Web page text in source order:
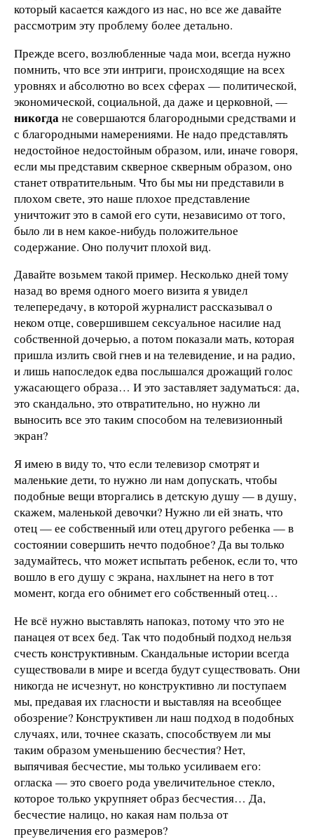
который касается каждого из нас, но все же давайте
рассмотрим эту проблему более детально.
Прежде всего, возлюбленные чада мои, всегда нужно
помнить, что все эти интриги, происходящие на всех
уровнях и абсолютно во всех сферах — политической,
экономической, социальной, да даже и церковной, —
никогдане совершаются благородными средствами и
с благородными намерениями. Не надо представлять
недостойное недостойным образом, или, иначе говоря,
если мы представим скверное скверным образом, оно
станет отвратительным. Что бы мы ни представили в
плохом свете, это наше плохое представление
уничтожит это в самой его сути, независимо от того,
было ли в нем какое-нибудь положительное
содержание. Оно получит плохой вид.
Давайте возьмем такой пример. Несколько дней тому
назад во время одного моего визита я увидел
телепередачу, в которой журналист рассказывал о
неком отце, совершившем сексуальное насилие над
собственной дочерью, а потом показали мать, которая
пришла излить свой гнев и на телевидение, и на радио,
и лишь напоследок едва послышался дрожащий голос
ужасающего образа… И это заставляет задуматься: да,
это скандально, это отвратительно, но нужно ли
выносить все это таким способом на телевизионный
экран?
Я имею в виду то, что если телевизор смотрят и
маленькие дети, то нужно ли нам допускать, чтобы
подобные вещи вторгались в детскую душу — в душу,
скажем, маленькой девочки? Нужно ли ей знать, что
отец — ее собственный или отец другого ребенка — в
состоянии совершить нечто подобное? Да вы только
задумайтесь, что может испытать ребенок, если то, что
вошло в его душу с экрана, нахлынет на него в тот
момент, когда его обнимет его собственный отец…
Не всё нужно выставлять напоказ, потому что это не
панацея от всех бед. Так что подобный подход нельзя
счесть конструктивным. Скандальные истории всегда
существовали в мире и всегда будут существовать. Они
никогда не исчезнут, но конструктивно ли поступаем
мы, предавая их гласности и выставляя на всеобщее
обозрение? Конструктивен ли наш подход в подобных
случаях, или, точнее сказать, способствуем ли мы
таким образом уменьшению бесчестия? Нет,
выпячивая бесчестие, мы только усиливаем его:
огласка — это своего рода увеличительное стекло,
которое только укрупняет образ бесчестия… Да,
бесчестие налицо, но какая нам польза от
преувеличения его размеров?